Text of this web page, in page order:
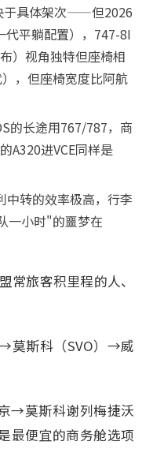
于具体架次——但2026
代平躺配置），747-8I
）视角独特但座椅相
，但座椅宽度比阿航
的长途用767/787，商
A320进VCE同样是
中转的效率极高，行李
一小时"的噩梦在
常旅客积里程的人、
莫斯科（SVO）→威
→莫斯科谢列梅捷沃
最便宜的商务舱选项